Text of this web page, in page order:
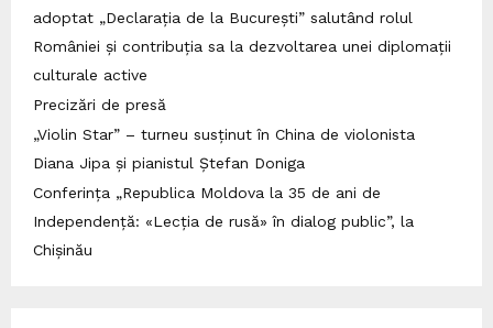
adoptat „Declarația de la București” salutând rolul
României și contribuția sa la dezvoltarea unei diplomații
culturale active
Precizări de presă
„Violin Star” – turneu susținut în China de violonista
Diana Jipa și pianistul Ștefan Doniga
Conferința „Republica Moldova la 35 de ani de
Independență: «Lecția de rusă» în dialog public”, la
Chișinău